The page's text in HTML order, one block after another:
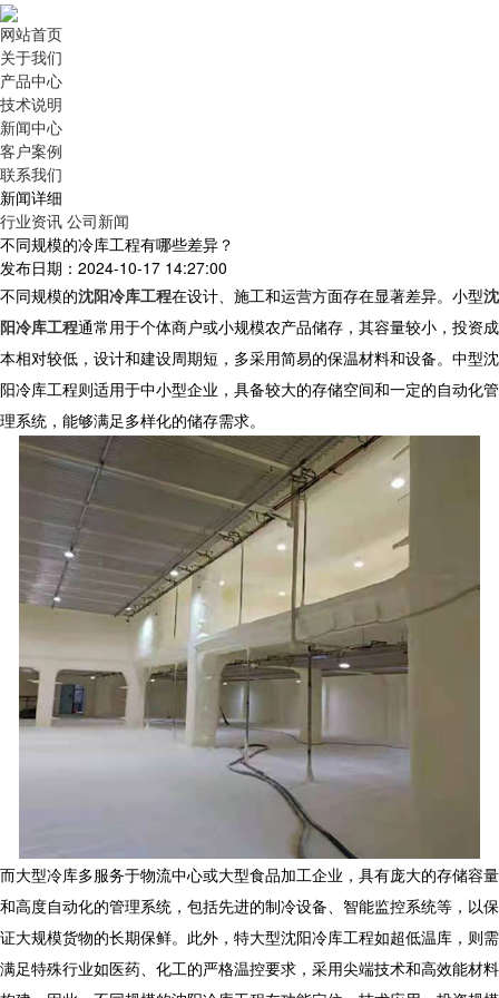
网站首页
关于我们
产品中心
技术说明
新闻中心
客户案例
联系我们
新闻详细
行业资讯 公司新闻
不同规模的冷库工程有哪些差异？
发布日期：2024-10-17 14:27:00
不同规模的沈阳冷库工程在设计、施工和运营方面存在显著差异。小型沈
阳冷库工程通常用于个体商户或小规模农产品储存，其容量较小，投资成
本相对较低，设计和建设周期短，多采用简易的保温材料和设备。中型沈
阳冷库工程则适用于中小型企业，具备较大的存储空间和一定的自动化管
理系统，能够满足多样化的储存需求。
而大型冷库多服务于物流中心或大型食品加工企业，具有庞大的存储容量
和高度自动化的管理系统，包括先进的制冷设备、智能监控系统等，以保
证大规模货物的长期保鲜。此外，特大型沈阳冷库工程如超低温库，则需
满足特殊行业如医药、化工的严格温控要求，采用尖端技术和高效能材料